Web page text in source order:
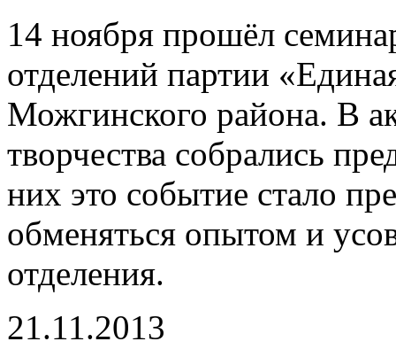
14 ноября прошёл
отделений партии
Можгинского района. В
творчества собрались
них это событие стало
обменяться опытом и
отделения.
21.11.2013